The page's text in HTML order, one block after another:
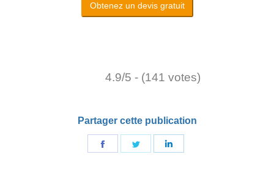
Obtenez un devis gratuit
4.9/5 - (141 votes)
Partager cette publication
Partager Partager